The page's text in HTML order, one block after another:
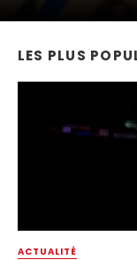
LES PLUS
ACTUALITÉ